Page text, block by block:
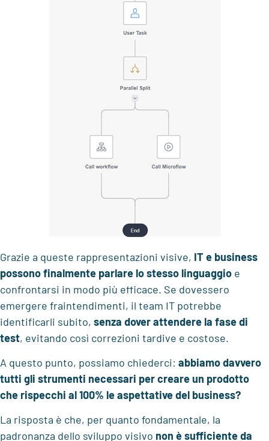
Grazie a queste rappresentazioni visive, IT e business
possono finalmente parlare lo stesso linguaggio e
confrontarsi in modo più efficace. Se dovessero
emergere fraintendimenti, il team IT potrebbe
identificarli subito, senza dover attendere la fase di
test, evitando così correzioni tardive e costose.
A questo punto, possiamo chiederci: abbiamo davvero
tutti gli strumenti necessari per creare un prodotto
che rispecchi al 100% le aspettative del business?
La risposta è che, per quanto fondamentale, la
padronanza dello sviluppo visivo non è sufficiente da